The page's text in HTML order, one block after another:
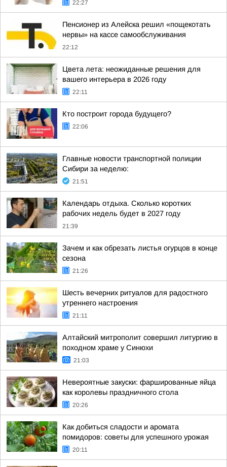
22:27
Пенсионер из Алейска решил «пощекотать
нервы» на кассе самообслуживания
22:12
Цвета лета: неожиданные решения для
вашего интерьера в 2026 году
22:11
Кто построит города будущего?
22:06
Главные новости транспортной полиции
Сибири за неделю:
21:51
Календарь отдыха. Сколько коротких
рабочих недель будет в 2027 году
21:39
Зачем и как обрезать листья огурцов в конце
сезона
21:26
Шесть вечерних ритуалов для радостного
утреннего настроения
21:11
Алтайский митрополит совершил литургию в
походном храме у Синюхи
21:03
Невероятные закуски: фаршированные яйца
как королевы праздничного стола
20:26
Как добиться сладости и аромата
помидоров: советы для успешного урожая
20:11